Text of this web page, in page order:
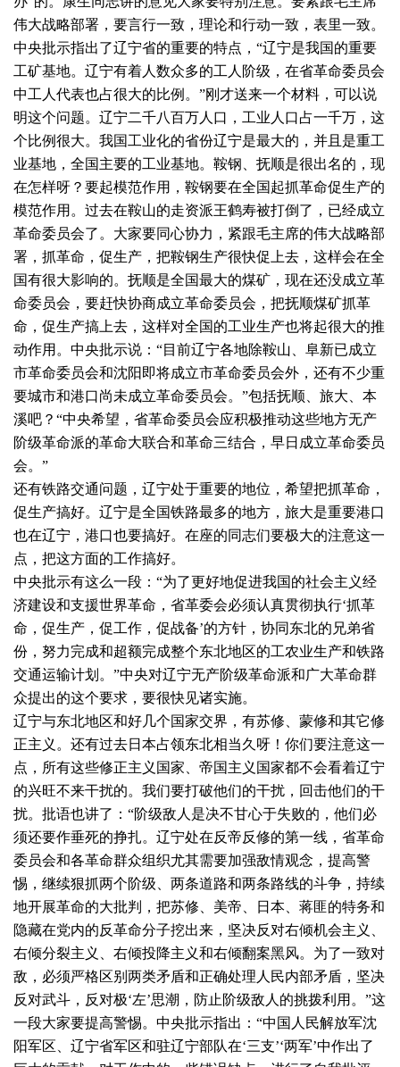
伟大战略部署，要言行一致，理论和行动一致，表里一致。
中央批示指出了辽宁省的重要的特点，“辽宁是我国的重要
工矿基地。辽宁有着人数众多的工人阶级，在省革命委员会
中工人代表也占很大的比例。”刚才送来一个材料，可以说
明这个问题。辽宁二千八百万人口，工业人口占一千万，这
个比例很大。我国工业化的省份辽宁是最大的，并且是重工
业基地，全国主要的工业基地。鞍钢、抚顺是很出名的，现
在怎样呀？要起模范作用，鞍钢要在全国起抓革命促生产的
模范作用。过去在鞍山的走资派王鹤寿被打倒了，已经成立
革命委员会了。大家要同心协力，紧跟毛主席的伟大战略部
署，抓革命，促生产，把鞍钢生产很快促上去，这样会在全
国有很大影响的。抚顺是全国最大的煤矿，现在还没成立革
命委员会，要赶快协商成立革命委员会，把抚顺煤矿抓革
命，促生产搞上去，这样对全国的工业生产也将起很大的推
动作用。中央批示说：“目前辽宁各地除鞍山、阜新已成立
市革命委员会和沈阳即将成立市革命委员会外，还有不少重
要城市和港口尚未成立革命委员会。”包括抚顺、旅大、本
溪吧？“中央希望，省革命委员会应积极推动这些地方无产
阶级革命派的革命大联合和革命三结合，早日成立革命委员
会。”
还有铁路交通问题，辽宁处于重要的地位，希望把抓革命，
促生产搞好。辽宁是全国铁路最多的地方，旅大是重要港口
也在辽宁，港口也要搞好。在座的同志们要极大的注意这一
点，把这方面的工作搞好。
中央批示有这么一段：“为了更好地促进我国的社会主义经
济建设和支援世界革命，省革委会必须认真贯彻执行‘抓革
命，促生产，促工作，促战备’的方针，协同东北的兄弟省
份，努力完成和超额完成整个东北地区的工农业生产和铁路
交通运输计划。”中央对辽宁无产阶级革命派和广大革命群
众提出的这个要求，要很快见诸实施。
辽宁与东北地区和好几个国家交界，有苏修、蒙修和其它修
正主义。还有过去日本占领东北相当久呀！你们要注意这一
点，所有这些修正主义国家、帝国主义国家都不会看着辽宁
的兴旺不来干扰的。我们要打破他们的干扰，回击他们的干
扰。批语也讲了：“阶级敌人是决不甘心于失败的，他们必
须还要作垂死的挣扎。辽宁处在反帝反修的第一线，省革命
委员会和各革命群众组织尤其需要加强敌情观念，提高警
惕，继续狠抓两个阶级、两条道路和两条路线的斗争，持续
地开展革命的大批判，把苏修、美帝、日本、蒋匪的特务和
隐藏在党内的反革命分子挖出来，坚决反对右倾机会主义、
右倾分裂主义、右倾投降主义和右倾翻案黑风。为了一致对
敌，必须严格区别两类矛盾和正确处理人民内部矛盾，坚决
反对武斗，反对极‘左’思潮，防止阶级敌人的挑拨利用。”这
一段大家要提高警惕。中央批示指出：“中国人民解放军沈
阳军区、辽宁省军区和驻辽宁部队在‘三支’‘两军’中作出了